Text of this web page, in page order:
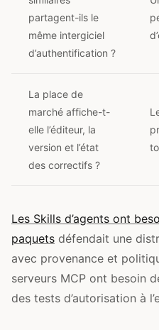
partagent-ils le
même intergiciel
d’authentification ?
La place de
marché affiche-t-
elle l’éditeur, la
version et l’état
des correctifs ?
Les Skills d’agents ont
paquets défendait une
avec provenance et
serveurs MCP ont besoin
des tests d’autorisation à